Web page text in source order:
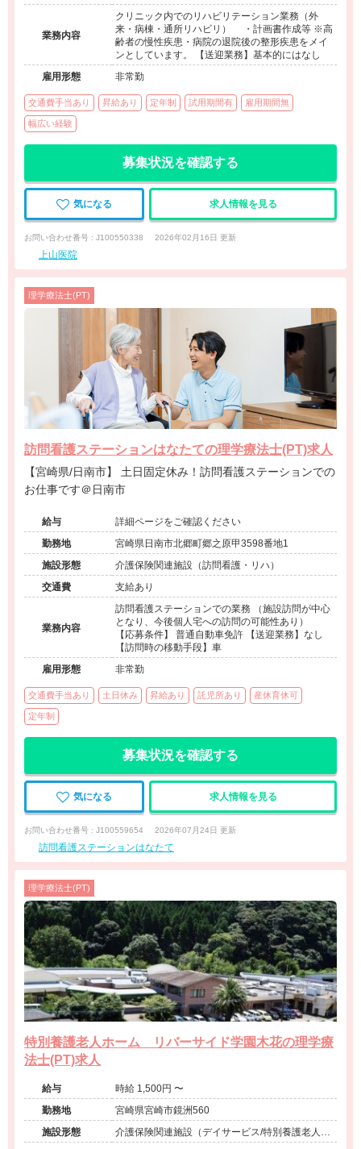
業務内容
クリニック内でのリハビリテーション業務（外
来・病棟・通所リハビリ） ・計画書作成等 ※高
齢者の慢性疾患・病院の退院後の整形疾患をメイ
ンとしています。 【送迎業務】基本的にはなし
雇用形態
非常勤
交通費手当あり 昇給あり 定年制 試用期間有 雇用期間無
幅広い経験
募集状況を確認する
気になる 求人情報を見る
お問い合わせ番号 : J100550338 2026年02月16日 更新
上山医院
理学療法士(PT)
訪問看護ステーションはなたての理学療法士(PT)求人
【宮崎県/日南市】 土日固定休み！訪問看護ステーションでの
お仕事です＠日南市
給与
詳細ページをご確認ください
勤務地
宮崎県日南市北郷町郷之原甲3598番地1
施設形態
介護保険関連施設（訪問看護・リハ）
交通費
支給あり
業務内容
訪問看護ステーションでの業務 （施設訪問が中心
となり、今後個人宅への訪問の可能性あり）
【応募条件】 普通自動車免許 【送迎業務】なし
【訪問時の移動手段】車
雇用形態
非常勤
交通費手当あり 土日休み 昇給あり 託児所あり 産休育休可
定年制
募集状況を確認する
気になる 求人情報を見る
お問い合わせ番号 : J100559654 2026年07月24日 更新
訪問看護ステーションはなたて
理学療法士(PT)
特別養護老人ホーム リバーサイド学園木花の理学療
法士(PT)求人
給与
時給 1,500円 〜
勤務地
宮崎県宮崎市鏡洲560
施設形態
介護保険関連施設（デイサービス/特別養護老人ホ
ーム）